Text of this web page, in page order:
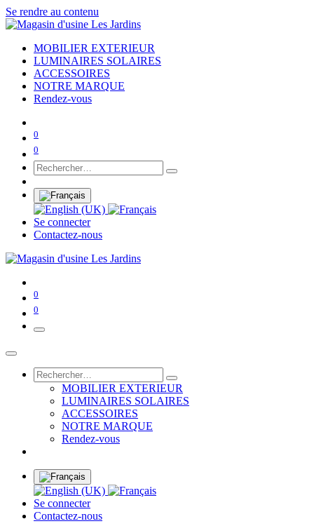
Se rendre au contenu
MOBILIER EXTERIEUR
LUMINAIRES SOLAIRES
ACCESSOIRES
NOTRE MARQUE
Rendez-vous
0
0
Se connecter
Contactez-nous
0
0
MOBILIER EXTERIEUR
LUMINAIRES SOLAIRES
ACCESSOIRES
NOTRE MARQUE
Rendez-vous
Se connecter
Contactez-nous